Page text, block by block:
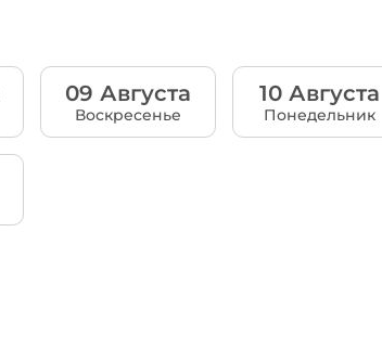
09 Августа
Воскресенье
10 Августа
Понедельник